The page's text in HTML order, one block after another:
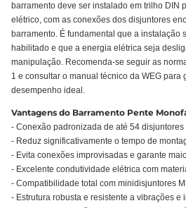
barramento deve ser instalado em trilho DIN
elétrico, com as conexões dos disjuntores
barramento. É fundamental que a instalação
habilitado e que a energia elétrica seja
manipulação. Recomenda-se seguir as
1 e consultar o manual técnico da WEG para
desempenho ideal.
Vantagens do Barramento Pente
- Conexão padronizada de até 54
- Reduz significativamente o tempo de
- Evita conexões improvisadas e garante
- Excelente condutividade elétrica com
- Compatibilidade total com minidisjuntores
- Estrutura robusta e resistente a vibrações e